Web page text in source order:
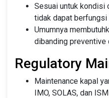
Sesuai untuk kondisi
tidak dapat berfungsi
Umumnya
dibanding preventive
Regulatory
Maintenance kapal
IMO, SOLAS, dan